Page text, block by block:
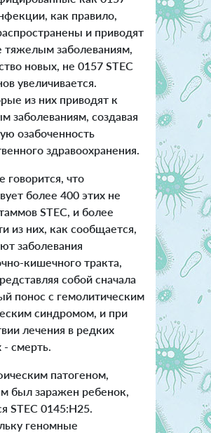
как правило,
и приводят
тяжелым заболеваниям,
новых, не 0157 STEC
увеличивается.
из них приводят к
заболеваниям, создавая
озабоченность
здравоохранения.
говорится, что
более 400 этих не
STEC, и более
из них, как сообщается,
заболевания
кишечного тракта,
собой сначала
понос с гемолитическим
синдромом, и при
лечения в редких
- смерть.
патогеном,
был заражен ребенок,
STEC 0145:H25.
геномные